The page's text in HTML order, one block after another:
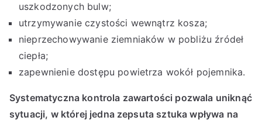
uszkodzonych bulw;
utrzymywanie czystości wewnątrz kosza;
nieprzechowywanie ziemniaków w pobliżu źródeł
ciepła;
zapewnienie dostępu powietrza wokół pojemnika.
Systematyczna kontrola zawartości pozwala uniknąć
sytuacji, w której jedna zepsuta sztuka wpływa na